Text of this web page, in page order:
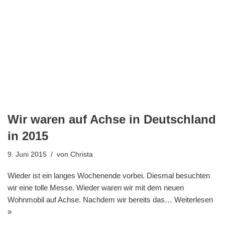
Wir waren auf Achse in Deutschland
in 2015
9. Juni 2015 von Christa
Wieder ist ein langes Wochenende vorbei. Diesmal besuchten
wir eine tolle Messe. Wieder waren wir mit dem neuen
Wohnmobil auf Achse. Nachdem wir bereits das… Weiterlesen
»